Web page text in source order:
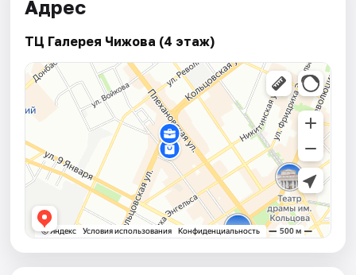
Адрес
ТЦ Галерея Чижова (4 этаж)